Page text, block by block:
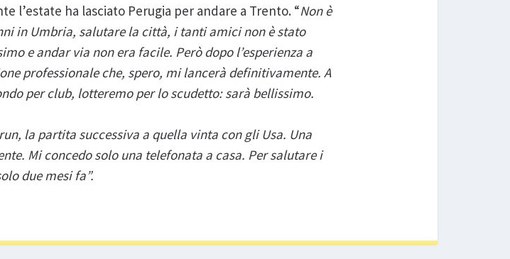
l’estate ha lasciato Perugia per andare a Trento. “Non è
in Umbria, salutare la città, i tanti amici non è stato
e andar via non era facile. Però dopo l’esperienza a
professionale che, spero, mi lancerà definitivamente. A
per club, lotteremo per lo scudetto: sarà bellissimo.
la partita successiva a quella vinta con gli Usa. Una
Mi concedo solo una telefonata a casa. Per salutare i
due mesi fa”.